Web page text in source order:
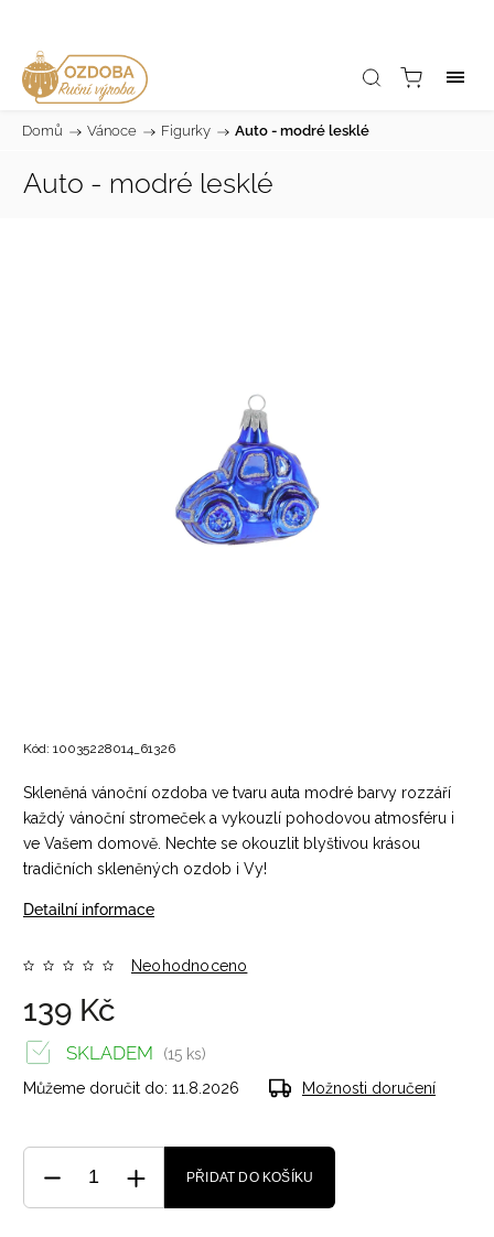
Domů / Vánoce / Figurky / Auto - modré lesklé
Auto - modré lesklé
Kód: 10035228014_61326
Skleněná vánoční ozdoba ve tvaru auta modré barvy rozzáří
každý vánoční stromeček a vykouzlí pohodovou atmosféru i
ve Vašem domově. Nechte se okouzlit blyštivou krásou
tradičních skleněných ozdob i Vy!
Detailní informace
Neohodnoceno
139 Kč
SKLADEM
(15 ks)
Můžeme doručit do: 11.8.2026 Možnosti doručení
PŘIDAT DO KOŠÍKU